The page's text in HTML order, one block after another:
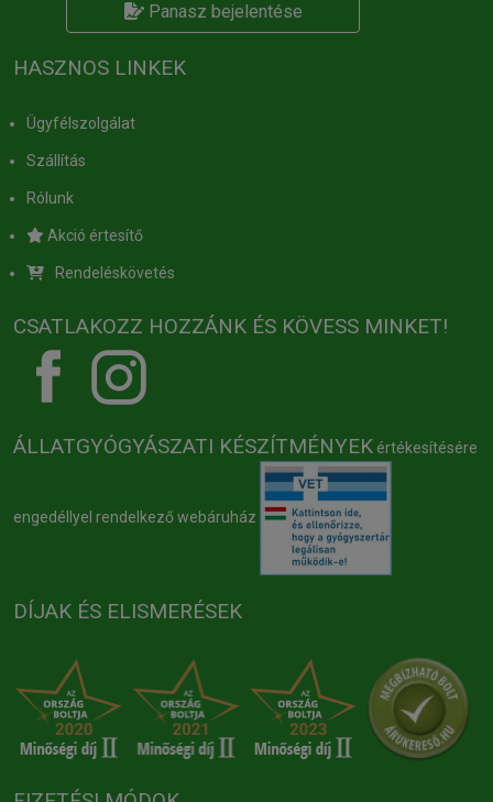
Panasz bejelentése
HASZNOS LINKEK
Ügyfélszolgálat
Szállítás
Rólunk
Akció értesítő
Rendeléskövetés
CSATLAKOZZ HOZZÁNK ÉS KÖVESS MINKET!
ÁLLATGYÓGYÁSZATI KÉSZÍTMÉNYEK értékesítésére
engedéllyel rendelkező webáruház
DÍJAK ÉS ELISMERÉSEK